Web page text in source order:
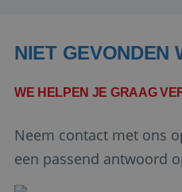
NIET GEVONDEN
WE HELPEN JE GRAAG
Neem contact met ons
een passend antwoord
Google